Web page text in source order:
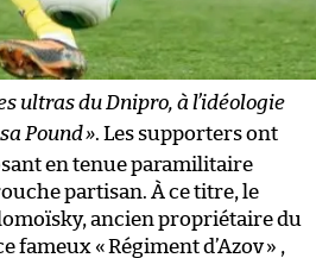
ultras du Dnipro, à l’idéologie
Pound». Les supporters ont
en tenue paramilitaire
partisan. À ce titre, le
ancien propriétaire du
fameux «Régiment d’Azov» ,